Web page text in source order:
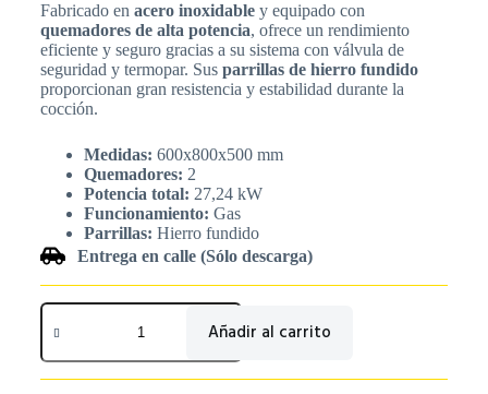
Fabricado en acero inoxidabley equipado con
quemadores de alta potencia, ofrece un rendimiento
eficiente y seguro gracias a su sistema con válvula de
seguridad y termopar. Sus parrillas de hierro fundido
proporcionan gran resistencia y estabilidad durante la
cocción.
Medidas: 600x800x500 mm
Quemadores: 2
Potencia total: 27,24 kW
Funcionamiento: Gas
Parrillas: Hierro fundido
Entrega en calle (Sólo descarga)
Añadir al carrito